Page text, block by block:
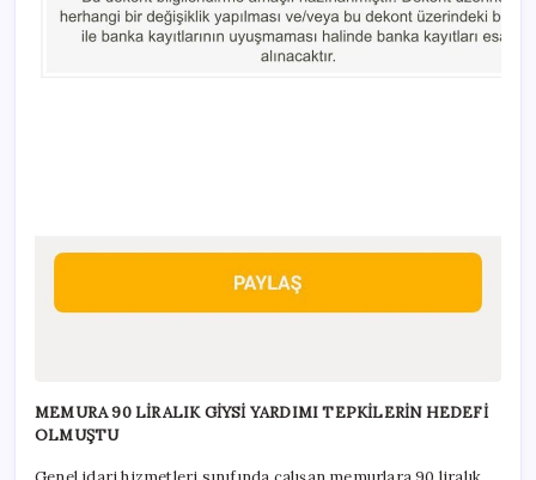
MEMURA 90 LİRALIK GİYSİ YARDIMI TEPKİLERİN HEDEFİ
OLMUŞTU